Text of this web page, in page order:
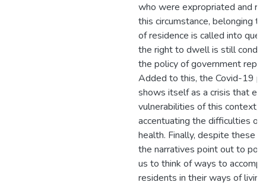
who were expropriated and
this circumstance, belonging
of residence is called into
the right to dwell is still
the policy of government
Added to this, the Covid-19
shows itself as a crisis that
vulnerabilities of this context,
accentuating the difficulties of
health. Finally, despite these
the narratives point out to
us to think of ways to
residents in their ways of